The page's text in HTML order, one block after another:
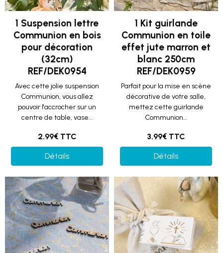
1 Suspension lettre
Communion en bois
pour décoration
(32cm)
REF/DEK0954
Avec cette jolie suspension
Communion, vous allez
pouvoir l'accrocher sur un
centre de table, vase...
2.99€ TTC
Détails
1 Kit guirlande
Communion en toile
effet jute marron et
blanc 250cm
REF/DEK0959
Parfait pour la mise en scène
décorative de votre salle,
mettez cette guirlande
Communion...
3.99€ TTC
Détails